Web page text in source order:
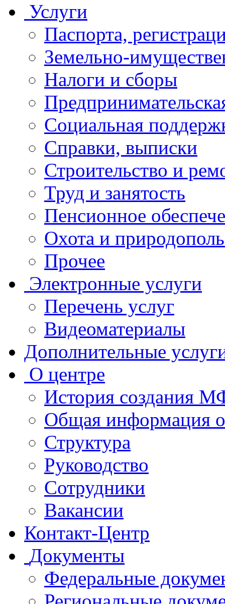
Услуги
Паспорта,
Земельно-
Налоги и сборы
Социальная
Справки, выписки
Строительство и
Труд и занятость
Пенсионное
Охота и
Прочее
Электронные услуги
Перечень услуг
Видеоматериалы
Дополнительные
О центре
История создания
Общая
Структура
Руководство
Сотрудники
Вакансии
Контакт-Центр
Документы
Федеральные